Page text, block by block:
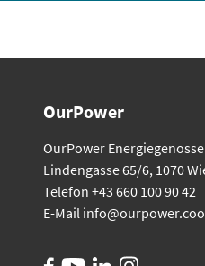
OurPower
OurPower
Lindengasse 65/6, 1070
Telefon +43 660 100 90 42
E-Mail